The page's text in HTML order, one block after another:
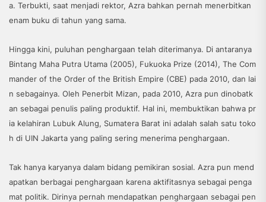
a. Terbukti, saat menjadi rektor, Azra bahkan pernah menerbitkan
enam buku di tahun yang sama.
Hingga kini, puluhan penghargaan telah diterimanya. Di antaranya
Bintang Maha Putra Utama (2005), Fukuoka Prize (2014), The Com
mander of the Order of the British Empire (CBE) pada 2010, dan lai
n sebagainya. Oleh Penerbit Mizan, pada 2010, Azra pun dinobatk
an sebagai penulis paling produktif. Hal ini, membuktikan bahwa pr
ia kelahiran Lubuk Alung, Sumatera Barat ini adalah salah satu toko
h di UIN Jakarta yang paling sering menerima penghargaan.
Tak hanya karyanya dalam bidang pemikiran sosial. Azra pun mend
apatkan berbagai penghargaan karena aktifitasnya sebagai penga
mat politik. Dirinya pernah mendapatkan penghargaan sebagai pen